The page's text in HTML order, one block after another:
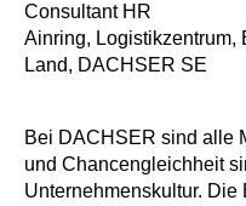
Consultant HR
Ainring, Logistikzentrum,
Land, DACHSER SE
Bei DACHSER sind alle
und Chancengleichheit
Unternehmenskultur.